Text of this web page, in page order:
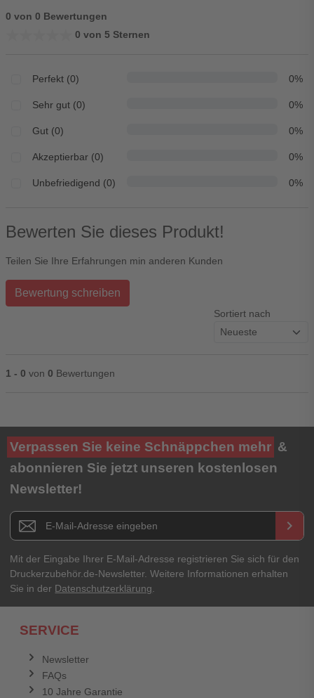
0 von 0 Bewertungen
0 von 5 Sternen
Perfekt (0) 0%
Sehr gut (0) 0%
Gut (0) 0%
Akzeptierbar (0) 0%
Unbefriedigend (0) 0%
Bewerten Sie dieses Produkt!
Teilen Sie Ihre Erfahrungen min anderen Kunden
Bewertung schreiben
Sortiert nach
1 - 0 von 0 Bewertungen
Ihre Bewertung**
★★★★★
Titel**
E-Mail-Adresse
Ihr Passwort
Verpassen Sie keine Schnäppchen mehr &
abonnieren Sie jetzt unseren kostenlosen
Newsletter!
Newsletter E-Mail Adresse keyboard_arrow_right
Mit der Eingabe Ihrer E-Mail-Adresse registrieren Sie sich für den
Druckerzubehör.de-Newsletter. Weitere Informationen erhalten
Sie in der Datenschutzerklärung.
SERVICE
Newsletter
FAQs
10 Jahre Garantie